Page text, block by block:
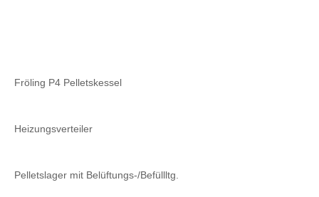
Fröling P4 Pelletskessel
Heizungsverteiler
Pelletslager mit Belüftungs-/Befüllltg.